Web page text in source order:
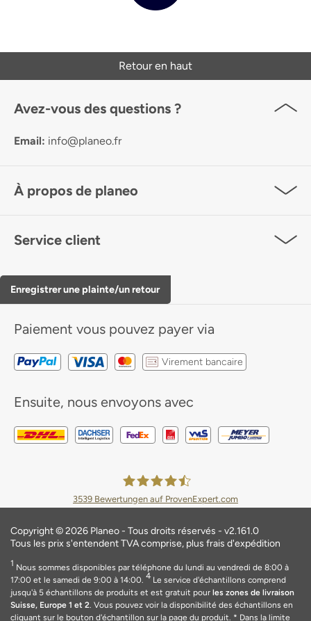
Retour en haut
Avez-vous des questions ?
Email: info@planeo.fr
À propos de planeo
Service client
Enregistrer une plainte/un retour
Paiement vous pouvez payer via
Virement bancaire
Ensuite, nous envoyons avec
3539 Bewertungen auf ProvenExpert.com
Copyright © 2026 Planeo - Tous droits réservés - v2.161.0
Tous les prix s'entendent TVA comprise, plus frais d'expédition
1 Nous sommes disponibles par téléphone du lundi au vendredi de 8:00 à
17:00 et le samedi de 9:00 à 14:00. 4 Le service d'échantillons comprend
jusqu'à 5 échantillons de produits et est gratuit pour les zones de livraison
Suisse, Europe 1 et 2. Vous pouvez voir la disponibilité des échantillons en
cliquant sur le bouton d'échantillon sur la page du produit. * Dans la limite